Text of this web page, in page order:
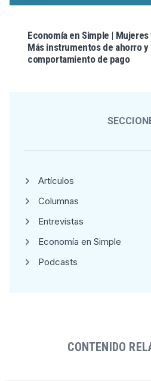
Economía en Simple |
Más instrumentos de ahorro
comportamiento de pago
Artículos
Columnas
Entrevistas
Economía en Simple
Podcasts
CONTENIDO